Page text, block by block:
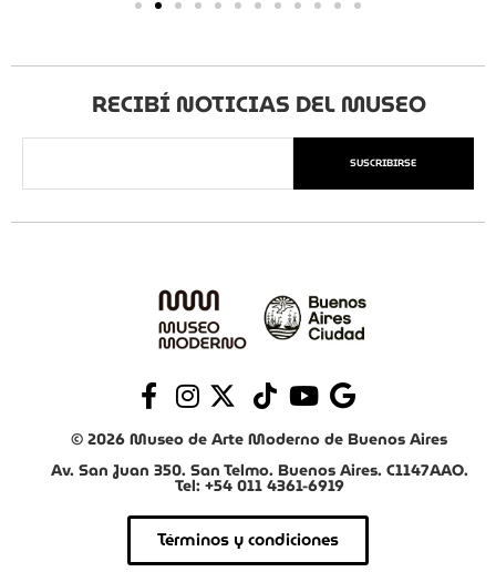
RECIBÍ NOTICIAS DEL MUSEO
SUSCRIBIRSE
© 2026 Museo de Arte Moderno de Buenos Aires
Av. San Juan 350. San Telmo. Buenos Aires. C1147AAO.
Tel: +54 011 4361-6919
Términos y condiciones